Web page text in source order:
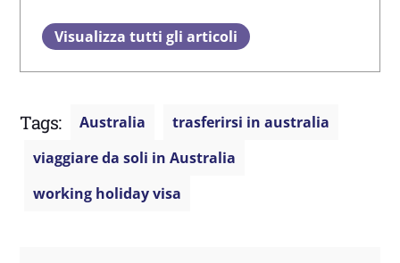
Visualizza tutti gli articoli
Tags: Australia
trasferirsi in australia
viaggiare da soli in Australia
working holiday visa